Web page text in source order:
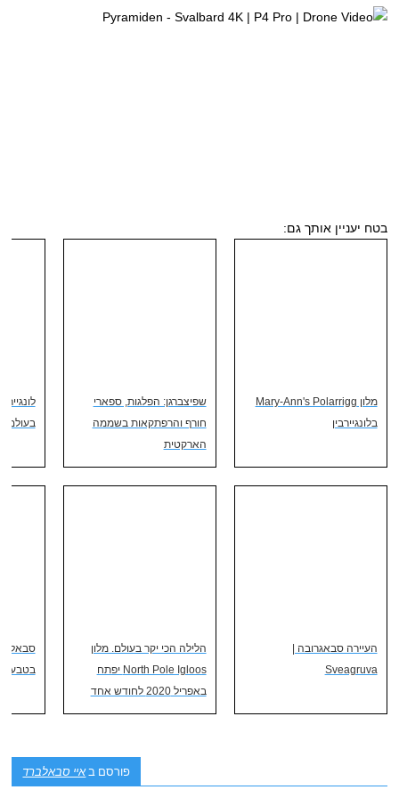
בטח יעניין אותך גם:
מלון Mary-Ann's Polarrigg
בלונגיירבין
שפיצברגן: הפלגות, ספארי
חורף והרפתקאות בשממה
הארקטית
בעולם
העיירה סבאגרובה |
Sveagruva
הלילה הכי יקר בעולם. מלון
North Pole Igloos יפתח
באפריל 2020 לחודש אחד
בטבע
פורסם באיי סבאלברד